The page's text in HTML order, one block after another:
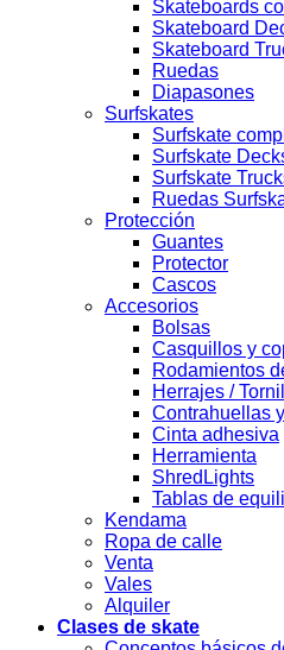
Skateboards
Skateboard
Skateboard
Ruedas
Diapasones
Surfskates
Surfskate
Surfskate
Surfskate
Ruedas
Protección
Guantes
Protector
Cascos
Accesorios
Bolsas
Casquillos y
Rodamientos
Herrajes /
Contrahuellas
Cinta adhesiva
Herramienta
ShredLights
Tablas de
Kendama
Ropa de calle
Venta
Vales
Alquiler
Clases de skate